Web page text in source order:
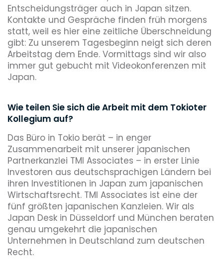
Entscheidungsträger auch in Japan sitzen.
Kontakte und Gespräche finden früh morgens
statt, weil es hier eine zeitliche Überschneidung
gibt: Zu unserem Tagesbeginn neigt sich deren
Arbeitstag dem Ende. Vormittags sind wir also
immer gut gebucht mit Videokonferenzen mit
Japan.
Wie teilen Sie sich die Arbeit mit dem Tokioter
Kollegium auf?
Das Büro in Tokio berät – in enger
Zusammenarbeit mit unserer japanischen
Partnerkanzlei TMI Associates – in erster Linie
Investoren aus deutschsprachigen Ländern bei
ihren Investitionen in Japan zum japanischen
Wirtschaftsrecht. TMI Associates ist eine der
fünf größten japanischen Kanzleien. Wir als
Japan Desk in Düsseldorf und München beraten
genau umgekehrt die japanischen
Unternehmen in Deutschland zum deutschen
Recht.